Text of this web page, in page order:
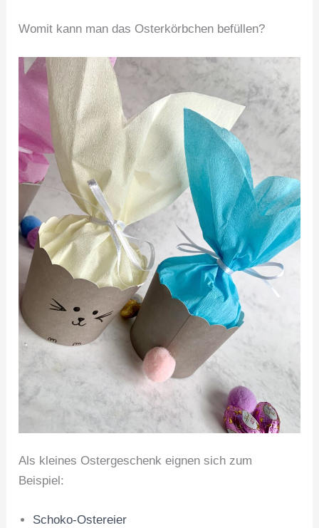
Womit kann man das Osterkörbchen befüllen?
Als kleines Ostergeschenk eignen sich zum
Beispiel:
Schoko-Ostereier